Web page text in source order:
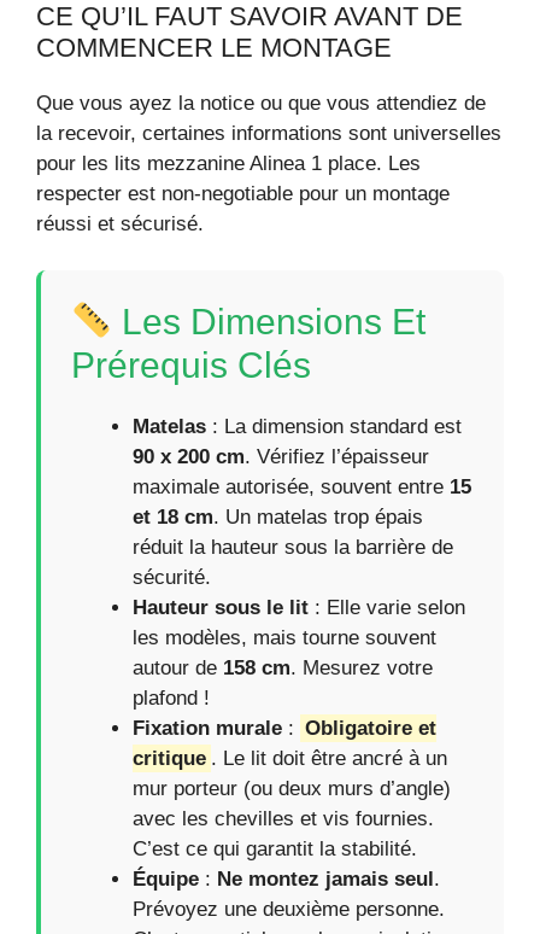
CE QU’IL FAUT SAVOIR AVANT DE
COMMENCER LE MONTAGE
Que vous ayez la notice ou que vous attendiez de
la recevoir, certaines informations sont universelles
pour les lits mezzanine Alinea 1 place. Les
respecter est non-negotiable pour un montage
réussi et sécurisé.
Les Dimensions Et
Prérequis Clés
Matelas : La dimension standard est
90 x 200 cm. Vérifiez l’épaisseur
maximale autorisée, souvent entre 15
et 18 cm. Un matelas trop épais
réduit la hauteur sous la barrière de
sécurité.
Hauteur sous le lit : Elle varie selon
les modèles, mais tourne souvent
autour de 158 cm. Mesurez votre
plafond !
Fixation murale : Obligatoire et
critique . Le lit doit être ancré à un
mur porteur (ou deux murs d’angle)
avec les chevilles et vis fournies.
C’est ce qui garantit la stabilité.
Équipe : Ne montez jamais seul.
Prévoyez une deuxième personne.